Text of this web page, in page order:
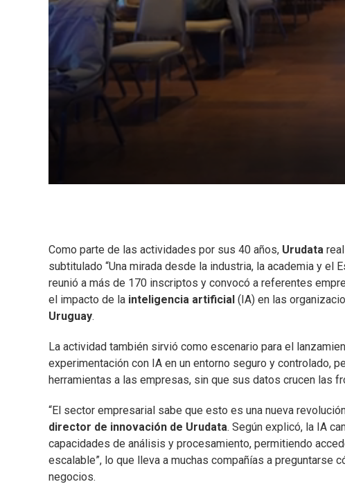
Como parte de las actividades por sus 40 años, Urudata
subtitulado “Una mirada desde la industria, la academia y el
reunió a más de 170 inscriptos y convocó a referentes
el impacto de la inteligencia artificial (IA) en las
Uruguay.
La actividad también sirvió como escenario para el
experimentación con IA en un entorno seguro y controlado,
herramientas a las empresas, sin que sus datos crucen las
“El sector empresarial sabe que esto es una nueva
director de innovación de Urudata. Según explicó, la IA
capacidades de análisis y procesamiento, permitiendo
escalable”, lo que lleva a muchas compañías a preguntarse
negocios.